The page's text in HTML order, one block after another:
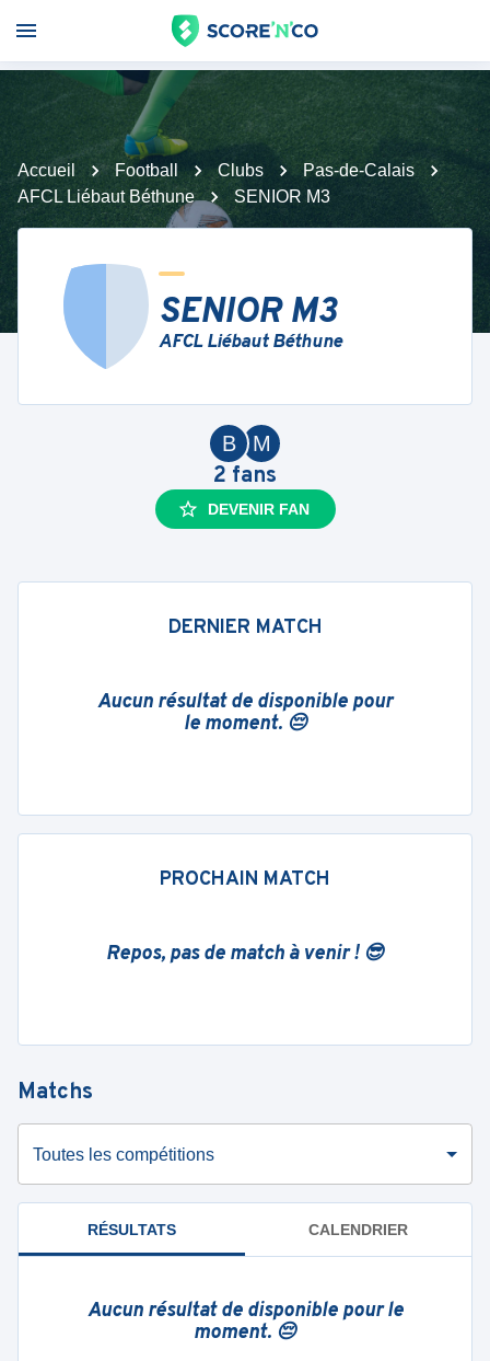
Accueil Football Clubs
Pas-de-Calais
AFCL Liébaut Béthune
SENIOR M3
SENIOR M3
AFCL Liébaut Béthune
M
B
2 fans
DEVENIR FAN
DERNIER MATCH
Aucun résultat de disponible pour
le moment. 😔
PROCHAIN MATCH
Repos, pas de match à venir ! 😎
Matchs
Toutes les compétitions
RÉSULTATS CALENDRIER
Aucun résultat de disponible pour le
moment. 😔